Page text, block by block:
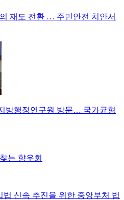
재도 전환 … 주민안전 치안서
방행정연구원 방문… 국가균형
는 향우회
법 신속 추진을 위한 중앙부처 법